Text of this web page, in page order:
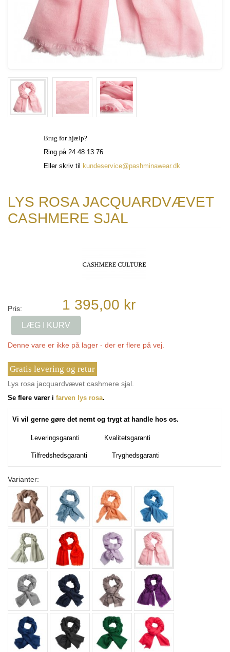
Brug for hjælp?
Ring på 24 48 13 76
Eller skriv til
kundeservice@pashminawear.dk
LYS ROSA JACQUARDVÆVET
CASHMERE SJAL
Pris: 1 395,00 kr
LÆG I KURV
Denne vare er ikke på lager - der er flere på vej.
Gratis levering og retur
Lys rosa jacquardvævet cashmere sjal.
Se flere varer i farven lys rosa.
Vi vil gerne gøre det nemt og trygt at handle hos os.
Leveringsgaranti Kvalitetsgaranti
Tilfredshedsgaranti Tryghedsgaranti
Varianter: